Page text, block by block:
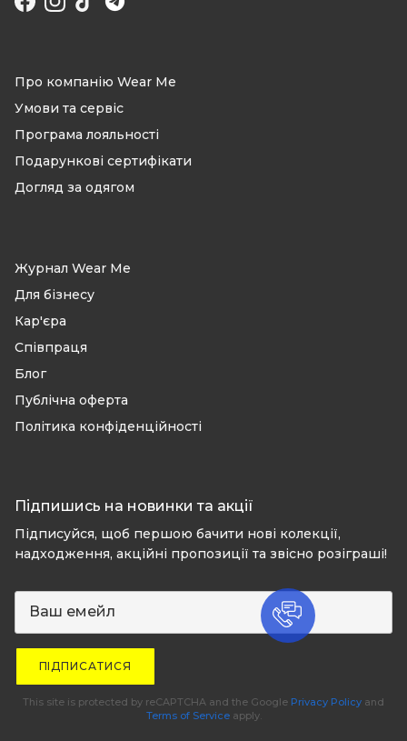
Facebook
Instagram
TikTok
Про компанію Wear Me
Умови та сервіс
Програма лояльності
Подарункові сертифікати
Догляд за одягом
Журнал Wear Me
Для бізнесу
Кар'єра
Співпраця
Блог
Публічна оферта
Політика конфіденційності
Підпишись на новинки та акції
Підписуйся, щоб першою бачити нові колекції,
надходження, акційні пропозиції та звісно розіграші!
ПІДПИСАТИСЯ
This site is protected by reCAPTCHA and the Google Privacy Policy and
Terms of Serviceapply.